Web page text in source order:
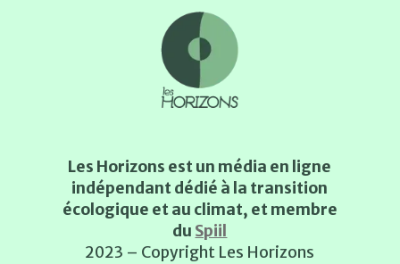
Les Horizons est un média en ligne
indépendant dédié à la transition
écologique et au climat, et membre
du Spiil
2023 – Copyright Les Horizons